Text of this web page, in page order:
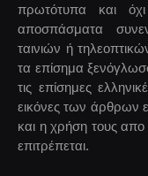
πρωτότυπα και
αποσπάσματα
ταινιών ή
τα επίσημα
τις επίσημες
εικόνες των άρθρων
και η χρήση τους
επιτρέπεται.